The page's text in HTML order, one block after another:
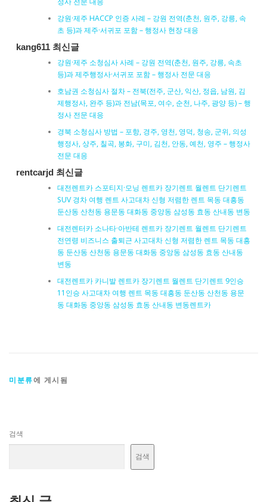
강원·제주 HACCP 인증 사례 – 강원 전역(춘천, 원주, 강릉, 속
초 등)과 제주·서귀포 포함 – 행정사 현장 대응
kang611 최신글
강원·제주 소청심사 사례 – 강원 전역(춘천, 원주, 강릉, 속초
등)과 제주행정사·서귀포 포함 – 행정사 전문 대응
호남권 소청심사 절차 – 전북(전주, 군산, 익산, 정읍, 남원, 김
제행정사, 완주 등)과 전남(목포, 여수, 순천, 나주, 광양 등) – 행
정사 전문 대응
경북 소청심사 방법 – 포항, 경주, 영천, 영덕, 청송, 군위, 의성
행정사, 상주, 칠곡, 봉화, 구미, 김천, 안동, 예천, 영주 – 행정사
전문 대응
rentcarjd 최신글
대전렌트카 스포티지·모닝 렌트카 장기렌트 월렌트 단기렌트
SUV 경차 여행 렌트 사고대차 신형 저렴한 렌트 목동 대흥동
둔산동 산천동 용문동 대화동 중앙동 삼성동 효동 산내동 변동
대전렌터카 소나타·아반테 렌트카 장기렌트 월렌트 단기렌트
전연령 비즈니스 출퇴근 사고대차 신형 저렴한 렌트 목동 대흥
동 둔산동 산천동 용문동 대화동 중앙동 삼성동 효동 산내동
변동
대전렌트카 카니발 렌트카 장기렌트 월렌트 단기렌트 9인승
11인승 사고대차 여행 렌트 목동 대흥동 둔산동 산천동 용문
동 대화동 중앙동 삼성동 효동 산내동 변동렌트카
미분류에 게시됨
검색
검색